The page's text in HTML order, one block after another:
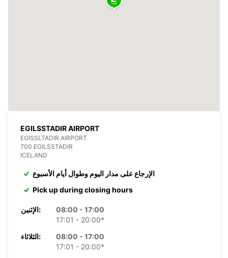
EGILSSTADIR AIRPORT
EGISSLTADIR AIRPORT
700 EGILSSTADIR
ICELAND
الإرجاع على مدار اليوم وطوال أيام الأسبوع
Pick up during closing hours
الإثنين:
08:00 - 17:00
17:01 - 20:00*
الثلاثاء:
08:00 - 17:00
17:01 - 20:00*